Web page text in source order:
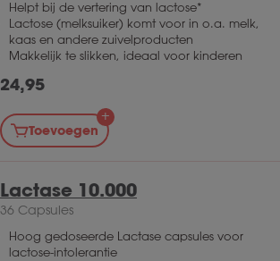
Helpt bij de vertering van lactose*
Lactose (melksuiker) komt voor in o.a. melk,
kaas en andere zuivelproducten
Makkelijk te slikken, ideaal voor kinderen
24,95
Toevoegen
Lactase 10.000
36 Capsules
Hoog gedoseerde Lactase capsules voor
lactose-intolerantie